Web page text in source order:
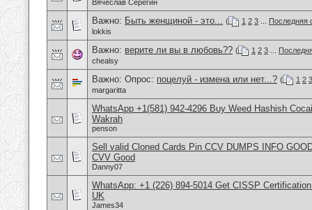
Вячеслав Серёгин
Важно: Быть женщиной - это... ( 1 2 3
Последняя
lokkis
Важно: верите ли вы в любовь?? ( 1 2 3
chealsy
Важно: Опрос: поцелуй - измена или нет...? ( 1 2 3
margaritta
WhatsApp +1(581) 942-4296 Buy Weed Hashish
Wakrah
penson
Sell valid Cloned Cards Pin CCV DUMPS INFO
CVV Good
Danny07
WhatsApp: +1 (226) 894-5014​ Get CISSP
UK
James34